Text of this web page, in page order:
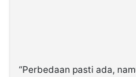
“Perbedaan pasti ada,